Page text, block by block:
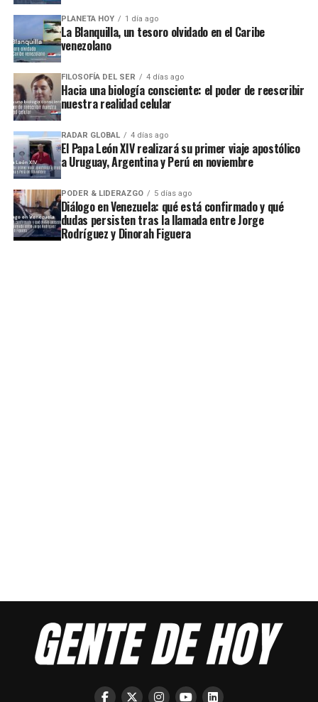
PLANETA HOY 1 día ago
La Blanquilla, un tesoro olvidado en el Caribe
venezolano
FILOSOFÍA DEL SER 4 días ago
Hacia una biología consciente: el poder de reescribir
nuestra realidad celular
RADAR GLOBAL 4 días ago
El Papa León XIV realizará su primer viaje apostólico
a Uruguay, Argentina y Perú en noviembre
PODER & LIDERAZGO 5 días ago
Diálogo en Venezuela: qué está confirmado y qué
dudas persisten tras la llamada entre Jorge
Rodríguez y Dinorah Figuera